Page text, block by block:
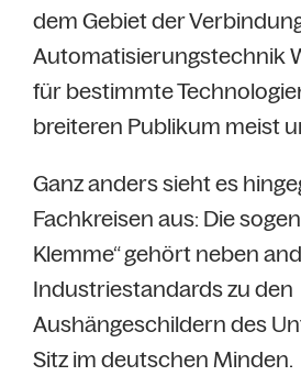
dem Gebiet der
Automatisierungstechnik
für bestimmte
breiteren Publikum meist
Ganz anders sieht es
Fachkreisen aus: Die
Klemme“ gehört neben
Industriestandards zu den
Aushängeschildern des
Sitz im deutschen Minden.